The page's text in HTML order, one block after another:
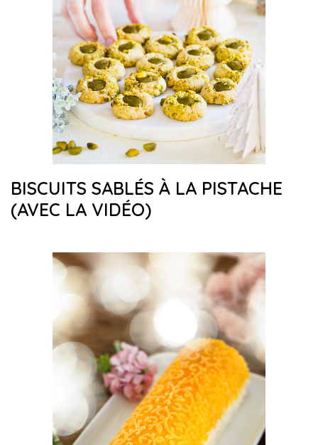
BISCUITS SABLÉS À LA PISTACHE
(AVEC LA VIDÉO)